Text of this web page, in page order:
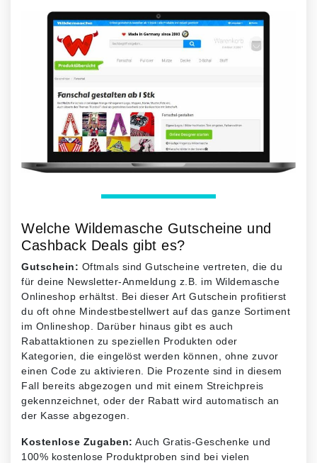
Welche Wildemasche Gutscheine und
Cashback Deals gibt es?
Gutschein: Oftmals sind Gutscheine vertreten, die du
für deine Newsletter-Anmeldung z.B. im Wildemasche
Onlineshop erhältst. Bei dieser Art Gutschein profitierst
du oft ohne Mindestbestellwert auf das ganze Sortiment
im Onlineshop. Darüber hinaus gibt es auch
Rabattaktionen zu speziellen Produkten oder
Kategorien, die eingelöst werden können, ohne zuvor
einen Code zu aktivieren. Die Prozente sind in diesem
Fall bereits abgezogen und mit einem Streichpreis
gekennzeichnet, oder der Rabatt wird automatisch an
der Kasse abgezogen.
Kostenlose Zugaben: Auch Gratis-Geschenke und
100% kostenlose Produktproben sind bei vielen